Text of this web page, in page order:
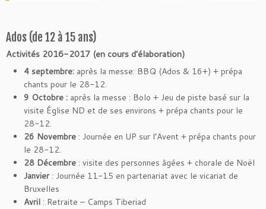
Ados (de 12 à 15 ans)
Activités 2016-2017 (en cours d’élaboration)
4 septembre: après la messe: BBQ (Ados & 16+) + prépa
chants pour le 28-12.
9 Octobre : après la messe : Bolo + Jeu de piste basé sur la
visite Église ND et de ses environs + prépa chants pour le
28-12.
26 Novembre : Journée en UP sur l’Avent + prépa chants pour
le 28-12.
28 Décembre : visite des personnes âgées + chorale de Noël
Janvier : Journée 11-15 en partenariat avec le vicariat de
Bruxelles
Avril : Retraite – Camps Tiberiad